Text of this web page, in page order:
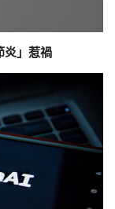
炎」惹禍